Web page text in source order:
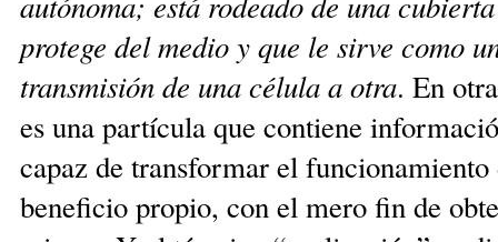
protege del medio y que le sirve como
transmisión de una célula a otra. En
es una partícula que contiene
capaz de transformar el funcionamiento
beneficio propio, con el mero fin de